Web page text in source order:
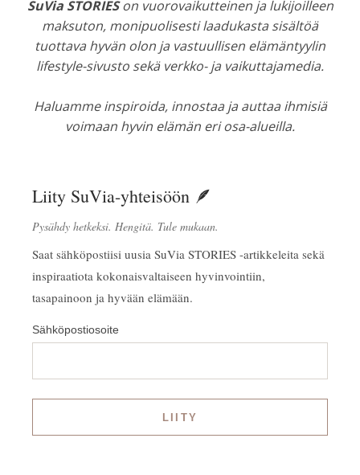
SuVia STORIESon vuorovaikutteinen ja lukijoilleen
maksuton, monipuolisesti laadukasta sisältöä
tuottava hyvän olon ja vastuullisen elämäntyylin
lifestyle-sivusto sekä verkko- ja vaikuttajamedia.
Haluamme inspiroida, innostaa ja auttaa ihmisiä
voimaan hyvin elämän eri osa-alueilla.
Liity SuVia-yhteisöön 🪶
Pysähdy hetkeksi. Hengitä. Tule mukaan.
Saat sähköpostiisi uusia SuVia STORIES -artikkeleita sekä
inspiraatiota kokonaisvaltaiseen hyvinvointiin,
tasapainoon ja hyvään elämään.
Sähköpostiosoite